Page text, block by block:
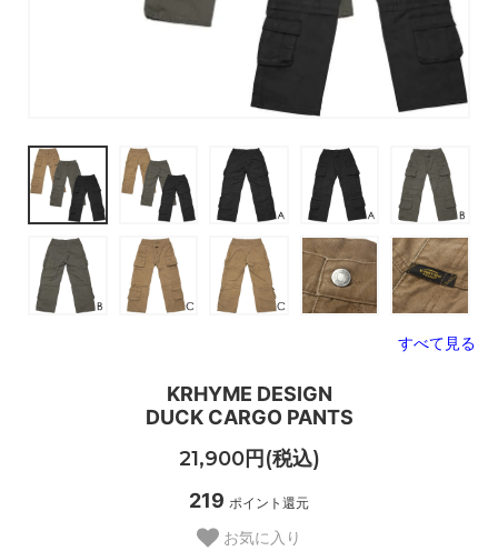
すべて見る
KRHYME DESIGN
DUCK CARGO PANTS
21,900円(税込)
219 ポイント還元
お気に入り